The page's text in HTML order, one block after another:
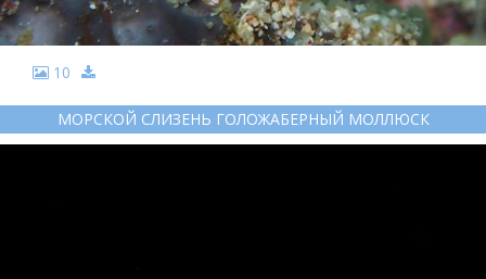
10
МОРСКОЙ СЛИЗЕНЬ ГОЛОЖАБЕРНЫЙ МОЛЛЮСК